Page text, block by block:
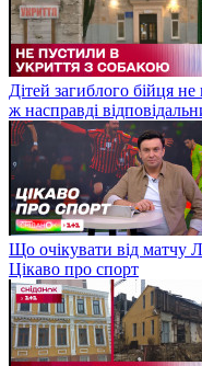
Дітей загиблого бійця
ж насправді
Що очікувати від матчу
Цікаво про спорт